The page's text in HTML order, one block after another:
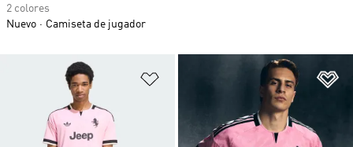
Añadir a la lista de deseos
2 colores
Nuevo
Camiseta de jugador